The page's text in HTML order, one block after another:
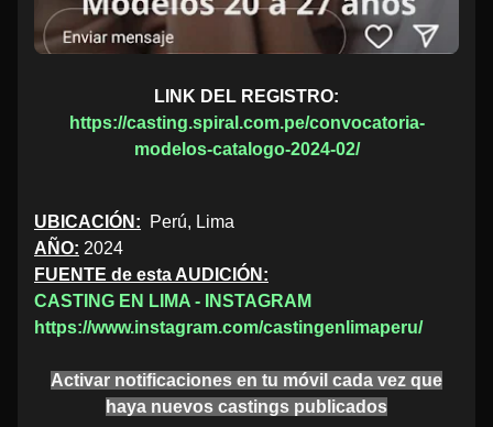
LINK DEL REGISTRO:
https://casting.spiral.com.pe/convocatoria-
modelos-catalogo-2024-02/
UBICACIÓN: Perú, Lima
AÑO: 2024
FUENTE de esta AUDICIÓN:
CASTING EN LIMA - INSTAGRAM
https://www.instagram.com/castingenlimaperu/
Activar notificaciones en tu móvil cada vez que
haya nuevos castings publicados